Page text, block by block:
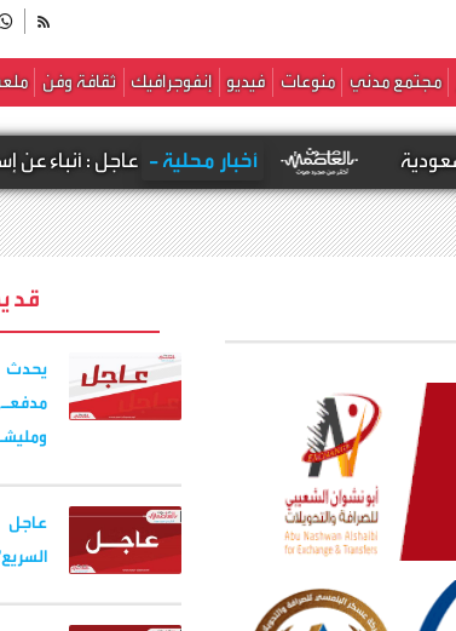
مجتمع مدني منوعات فيديو إنفوجرافيك ثقافة وفن
أخبار محلية - عاجل : أنباء عن إسقاط
قد
عاجل